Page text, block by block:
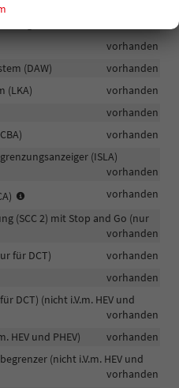
vorhanden
(DAW)
vorhanden
(LKA)
vorhanden
vorhanden
vorhanden
(ISLA)
vorhanden
Fahrzeugen/Fußgängern/
vorhanden
(SCC 2) mit Stop and Go (nur
vorhanden
für DCT)
vorhanden
vorhanden
DCT) (nicht i.V.m. HEV und
vorhanden
HEV und PHEV)
vorhanden
(nicht i.V.m. HEV und
vorhanden